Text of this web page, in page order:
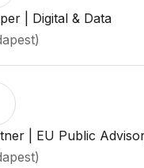
| Digital & Data
| EU Public